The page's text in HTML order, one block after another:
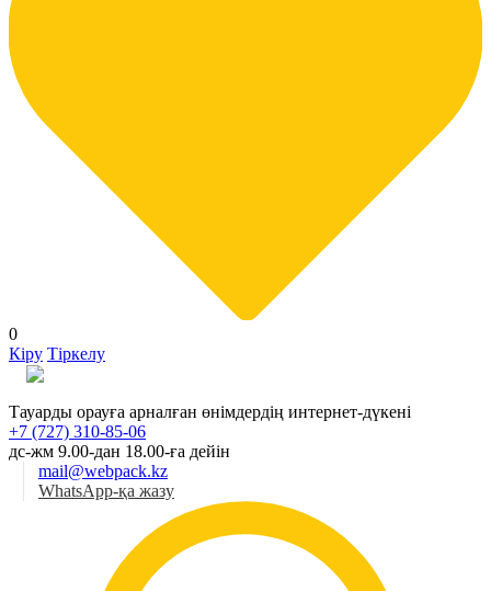
0
Кіру Тіркелу
Тауарды орауға арналған өнімдердің интернет-дүкені
+7 (727) 310-85-06
дс-жм 9.00-дан 18.00-ға дейін
mail@webpack.kz
WhatsApp-қа жазу